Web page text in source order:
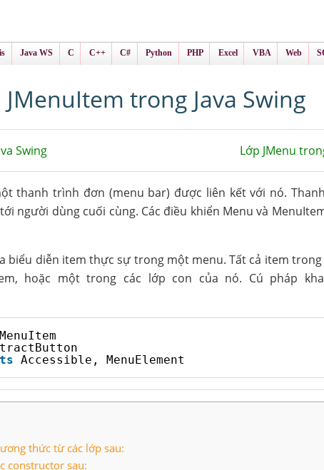
Java WS C C++ C# Python PHP Excel VBA Web
JMenuItem trong Java Swing
Swing Lớp JMenu
thanh trình đơn (menu bar) được liên kết với nó.
người dùng cuối cùng. Các điều khiển Menu và
biểu diễn item thực sự trong một menu. Tất cả item
hoặc một trong các lớp con của nó. Cú pháp
Accessible, MenuElement
thức từ các lớp sau:
constructor sau: